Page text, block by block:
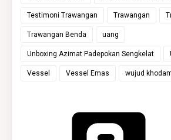
Testimoni Trawangan Trawangan
Trawangan Benda uang
Unboxing Azimat Padepokan Sengkelat
Vessel Vessel Emas wujud